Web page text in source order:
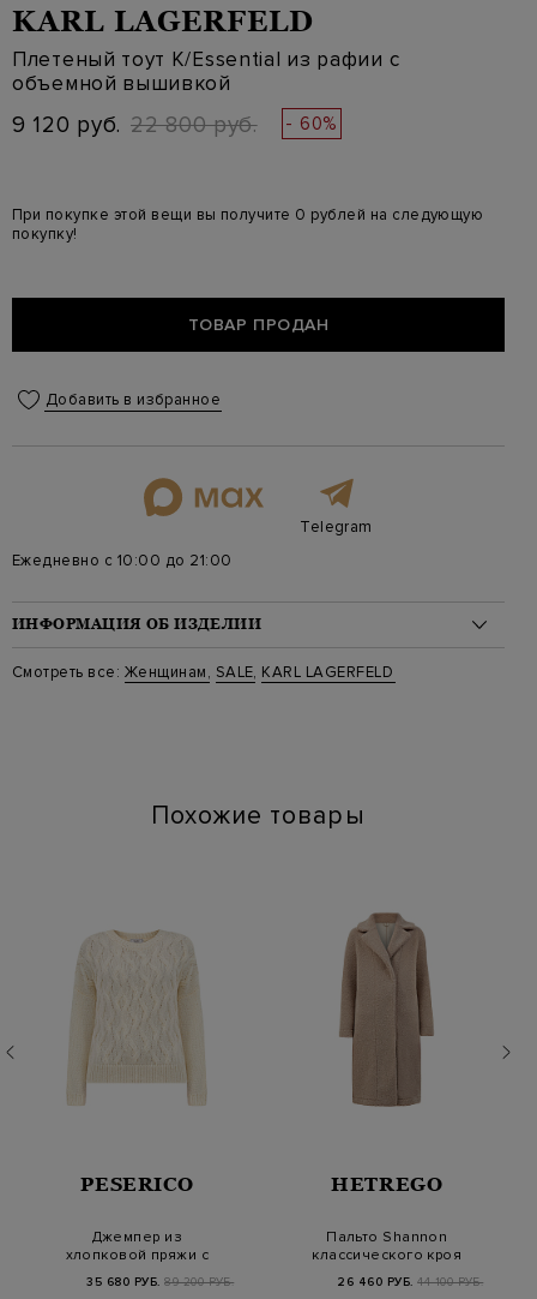
KARL LAGERFELD
Плетеный тоут K/Essential из рафии с
объемной вышивкой
9 120 руб. 22 800 руб. - 60%
При покупке этой вещи вы получите 0 рублей на следующую
покупку!
ТОВАР ПРОДАН
Добавить в избранное
Telegram
Ежедневно с 10:00 до 21:00
ИНФОРМАЦИЯ ОБ ИЗДЕЛИИ
Материал: хлопок 35%, полипропилен 35%, полиуретан 30%
Стиль: Большого размера, На плечо
Смотреть все: Женщинам, SALE, KARL LAGERFELD
Похожие товары
PESERICO
Джемпер из
хлопковой пряжи с
полупрозрачны…
35 680 РУБ. 89 200 РУБ.
HETREGO
Пальто Shannon
классического кроя
26 460 РУБ. 44 100 РУБ.